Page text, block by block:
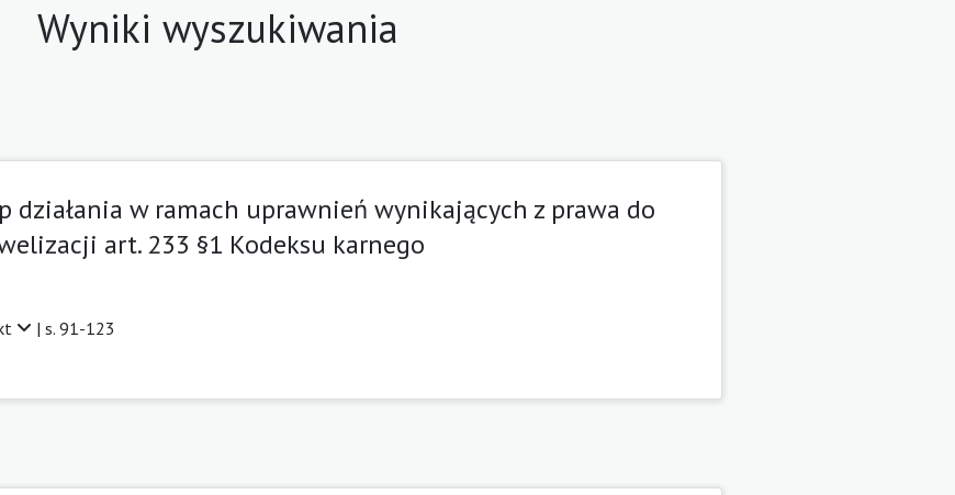
Wyniki wyszukiwania
działania w ramach uprawnień wynikających z prawa do
art. 233 §1 Kodeksu karnego
| s. 91-123